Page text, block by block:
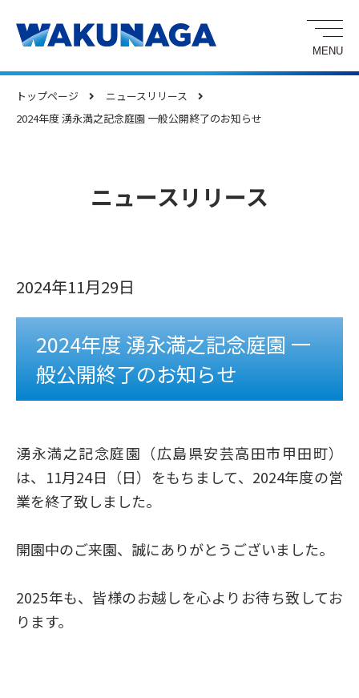
トップページ
ニュースリリース
2024年度 湧永満之記念庭園 一般公開終了のお知らせ
ニュースリリース
2024年11月29日
2024年度 湧永満之記念庭園 一
般公開終了のお知らせ
湧永満之記念庭園（広島県安芸高田市甲田町）
は、11月24日（日）をもちまして、2024年度の営
業を終了致しました。
開園中のご来園、誠にありがとうございました。
2025年も、皆様のお越しを心よりお待ち致してお
ります。